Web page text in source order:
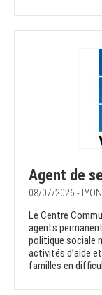
Agent de
08/07/2026 -
Le Centre
agents
politique sociale
activités d’aide
familles en